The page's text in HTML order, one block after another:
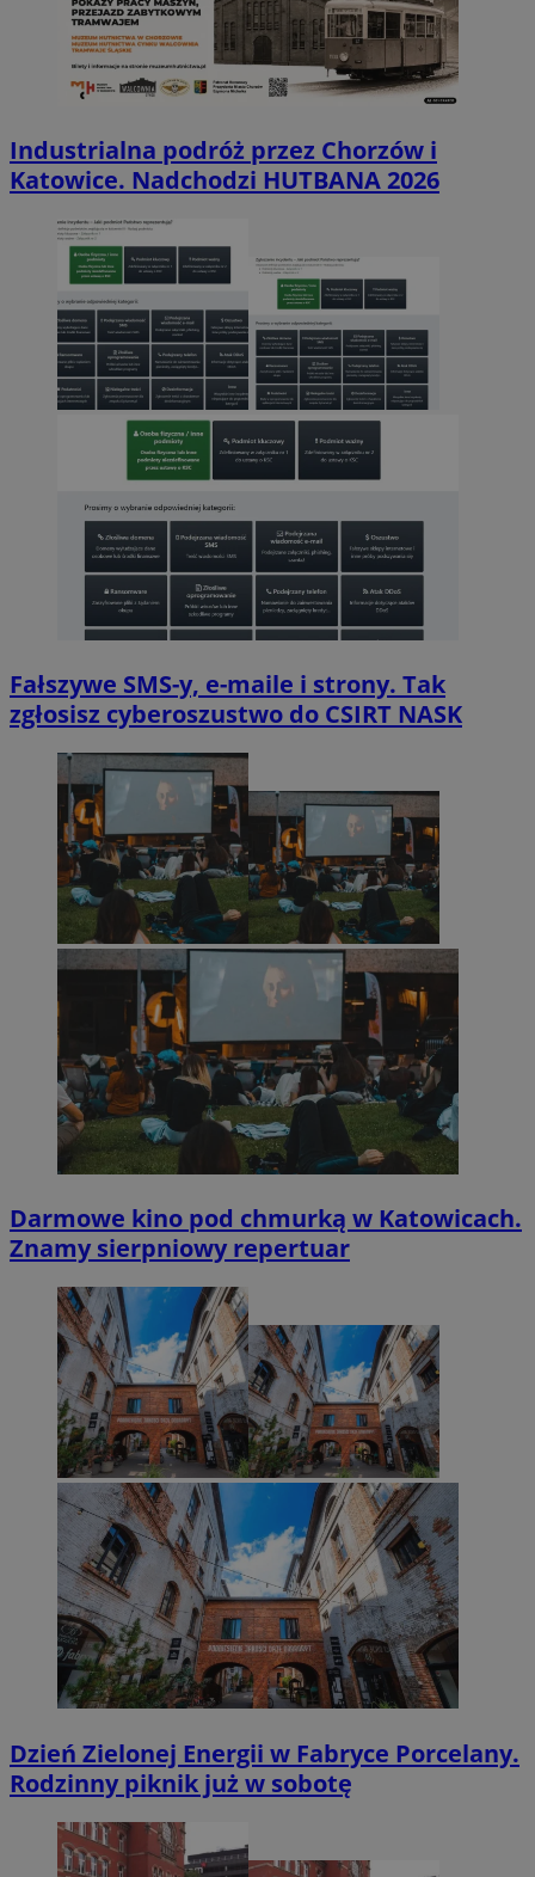
Industrialna podróż przez Chorzów i
Katowice. Nadchodzi HUTBANA 2026
Fałszywe SMS-y, e-maile i strony. Tak
zgłosisz cyberoszustwo do CSIRT NASK
Darmowe kino pod chmurką w Katowicach.
Znamy sierpniowy repertuar
Dzień Zielonej Energii w Fabryce Porcelany.
Rodzinny piknik już w sobotę